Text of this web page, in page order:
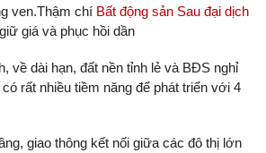
ven.Thậm chí Bất động sản Sau đại dịch
giá và phục hồi dần
về dài hạn, đất nền tỉnh lẻ và BĐS nghỉ
rất nhiều tiềm năng để phát triển với 4
giao thông kết nối giữa các đô thị lớn